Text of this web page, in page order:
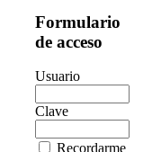
Formulario
de acceso
Usuario
Clave
Recordarme